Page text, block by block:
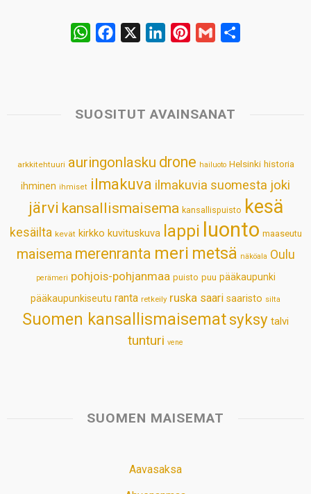
W
s
p
b
k
e
n
e
s
t
l
SUOSITUT AVAINSANAT
arkkitehtuuri auringonlasku drone hailuoto Helsinki historia
ihminen ihmiset ilmakuva ilmakuvia suomesta joki
järvi kansallismaisema kansallispuisto kesä
kesäilta kevät kirkko kuvituskuva lappi luonto maaseutu
maisema merenranta meri metsä näköala Oulu
perämeri pohjois-pohjanmaa puisto puu pääkaupunki
pääkaupunkiseutu ranta retkeily ruska saari saaristo silta
Suomen kansallismaisematsyksy talvi
tunturi vene
SUOMEN MAISEMAT
Aavasaksa